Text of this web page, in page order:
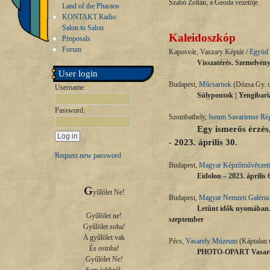
Land of the Pharaos
KONTAKT Radio:
Salon to Salon
Proposals
Forum
User login
Username: *
Password: *
Request new password
Gyűlölet Ne!
Gyűlölet ne!
Gyűlölet soha!
A gyűlölet vak
És ostoba!
Gyűlölet Ne!
Szabó Zoltán, a Geoda vezetője
Kaleidoszkóp
Kaposvár, Vaszary Képtár /
Visszatérés.
Budapest, Műcsarnok (Dózsa Gy.
Súlypontok |
Szombathely, Iseum Savariense
Egy ismerős
- 2023. április 30.
Budapest, Magyar
Eidolon – 2023. április
Budapest, Magyar Nemzeti Galéria
Letűnt idők
szeptember
Pécs, Vasarely Múzeum (Káptalan
PHOTO-OPART